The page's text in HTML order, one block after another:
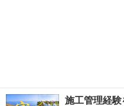
施工管理経験